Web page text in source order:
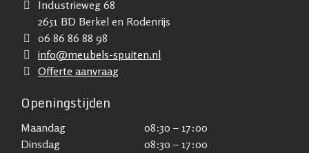
Industrieweg 68
2651 BD Berkel en Rodenrijs
06 86 86 88 98
info@meubels-spuiten.nl
Offerte aanvraag
Openingstijden
Maandag
08:30 – 17:00
Dinsdag
08:30 – 17:00